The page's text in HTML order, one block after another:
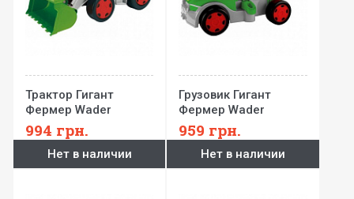
Трактор Гигант
Фермер Wader
994 грн.
Нет в наличии
Грузовик Гигант
Фермер Wader
959 грн.
Нет в наличии